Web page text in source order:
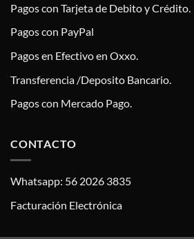
Pagos con Tarjeta de Debito y Crédito.
Pagos con PayPal
Pagos en Efectivo en Oxxo.
Transferencia /Deposito Bancario.
Pagos con Mercado Pago.
CONTACTO
Whatsapp: 56 2026 3835
Facturación Electrónica